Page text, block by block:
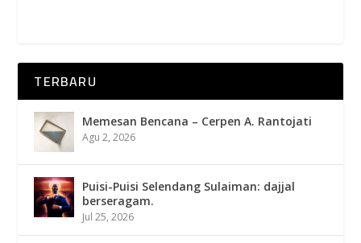
TERBARU
Memesan Bencana – Cerpen A. Rantojati
Agu 2, 2026
Puisi-Puisi Selendang Sulaiman: dajjal
berseragam.
Jul 25, 2026